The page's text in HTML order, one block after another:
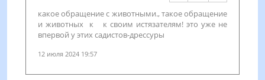
какое обращение с животными., такое обращение
и животных к к своим истязателям! это уже не
впервой у этих садистов-дрессуры
12 июля 2024 19:57